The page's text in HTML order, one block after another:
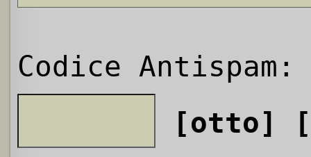
Codice Antispam:
[otto]